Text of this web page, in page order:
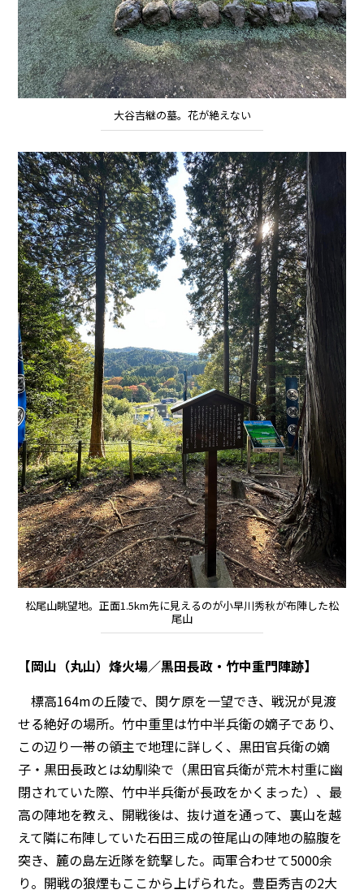
大谷吉継の墓。花が絶えない
松尾山眺望地。正面1.5km先に見えるのが小早川秀秋が布陣した松
尾山
【岡山（丸山）烽火場／黒田長政・竹中重門陣跡】
標高164mの丘陵で、関ケ原を一望でき、戦況が見渡
せる絶好の場所。竹中重里は竹中半兵衛の嫡子であり、
この辺り一帯の領主で地理に詳しく、黒田官兵衛の嫡
子・黒田長政とは幼馴染で（黒田官兵衛が荒木村重に幽
閉されていた際、竹中半兵衛が長政をかくまった）、最
高の陣地を教え、開戦後は、抜け道を通って、裏山を越
えて隣に布陣していた石田三成の笹尾山の陣地の脇腹を
突き、麓の島左近隊を銃撃した。両軍合わせて5000余
り。開戦の狼煙もここから上げられた。豊臣秀吉の2大